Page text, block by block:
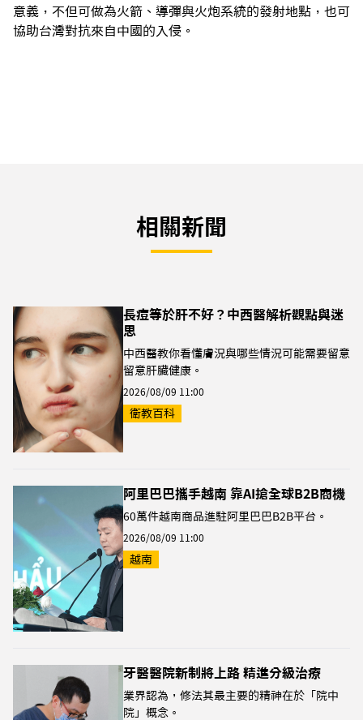
意義，不但可做為火箭、導彈與火炮系統的發射地點，也可
協助台灣對抗來自中國的入侵。
相關新聞
長痘等於肝不好？中西醫解析觀點與迷
思
中西醫教你看懂膚況與哪些情況可能需要留意
留意肝臟健康。
2026/08/09 11:00
衛教百科
阿里巴巴攜手越南 靠AI搶全球B2B商機
60萬件越南商品進駐阿里巴巴B2B平台。
2026/08/09 11:00
越南
牙醫醫院新制將上路 精進分級治療
業界認為，修法其最主要的精神在於「院中
院」概念。